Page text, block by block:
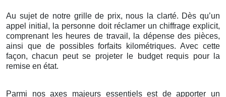
Au sujet de notre grille de prix, nous la clarté. Dès qu’un
appel initial, la personne doit réclamer un chiffrage explicit,
comprenant les heures de travail, la dépense des pièces,
ainsi que de possibles forfaits kilométriques. Avec cette
façon, chacun peut se projeter le budget requis pour la
remise en état.
Parmi nos axes majeurs essentiels est de apporter un